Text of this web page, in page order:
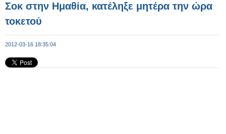
Σοκ στην Ημαθία, κατέληξε μητέρα την ώρα
τοκετού
2012-03-16 18:35:04